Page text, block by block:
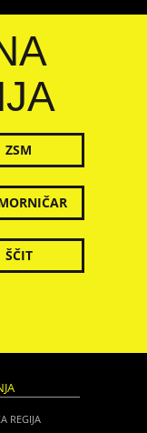
ZSM
ŠČIT
REGIJA